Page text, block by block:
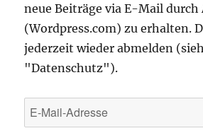
neue Beiträge via E-Mail
(Wordpress.com) zu erhalten.
jederzeit wieder abmelden
"Datenschutz").
E-
Mail-